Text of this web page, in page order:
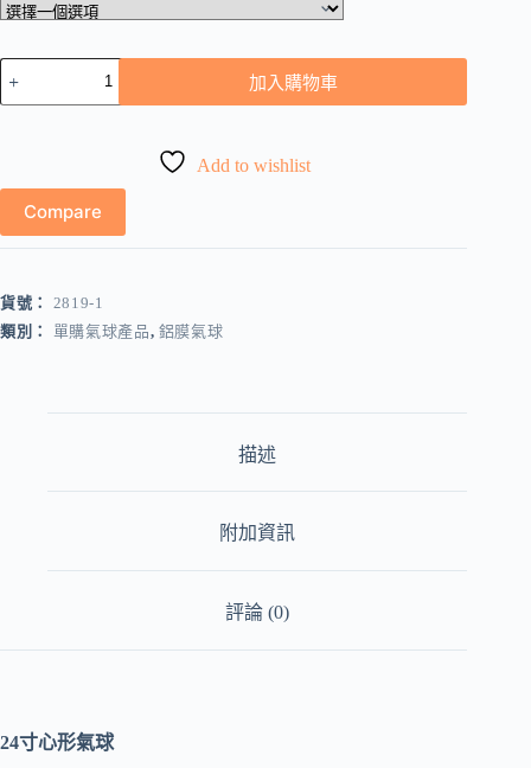
球
寸)
色
可
加入購物車
Add to wishlist
Compare
貨號： 2819-1
類別： 單購氣球產品, 鋁膜氣球
描述
附加資訊
評論 (0)
24寸心形氣球